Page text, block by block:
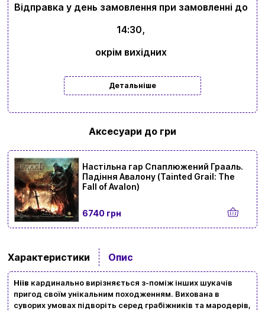
Відправка у день замовлення при замовленні до
14:30,
окрім вихідних
Детальніше
Аксесуари до гри
6740 грн
Настільна гар Спаплюжений Грааль.
Падіння Авалону (Tainted Grail: The
Fall of Avalon)
Характеристики Опис
Ніів кардинально вирізняється з-поміж інших шукачів
пригод своїм унікальним походженням. Вихована в
суворих умовах підворіть серед грабіжників та мародерів,